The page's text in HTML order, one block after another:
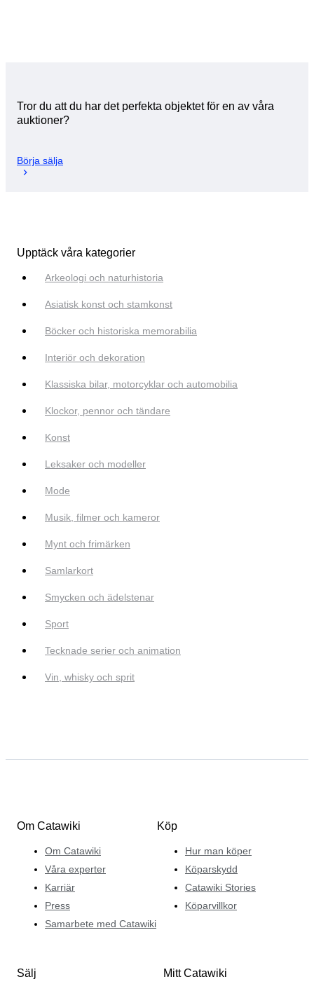
Tror du att du har det perfekta objektet för en av våra
auktioner?
Börja sälja
Upptäck våra kategorier
Arkeologi och naturhistoria
Asiatisk konst och stamkonst
Böcker och historiska memorabilia
Interiör och dekoration
Klassiska bilar, motorcyklar och automobilia
Klockor, pennor och tändare
Konst
Leksaker och modeller
Mode
Musik, filmer och kameror
Mynt och frimärken
Samlarkort
Smycken och ädelstenar
Sport
Tecknade serier och animation
Vin, whisky och sprit
Om Catawiki
Om Catawiki
Våra experter
Karriär
Press
Samarbete med Catawiki
Köp
Hur man köper
Köparskydd
Catawiki Stories
Köparvillkor
Sälj Mitt Catawiki